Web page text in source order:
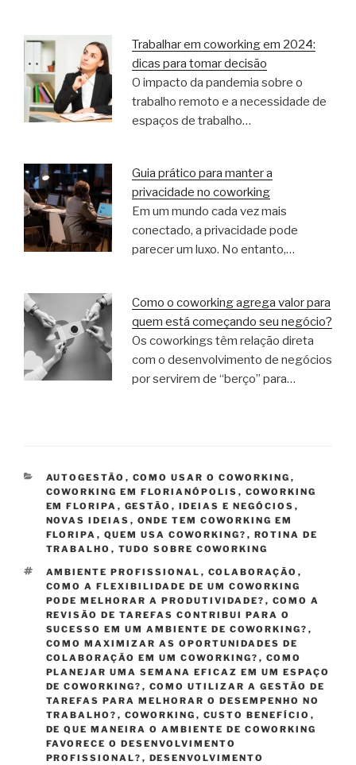
Trabalhar em coworking em 2024:
dicas para tomar decisão
O impacto da pandemia sobre o
trabalho remoto e a necessidade de
espaços de trabalho…
Guia prático para manter a
privacidade no coworking
Em um mundo cada vez mais
conectado, a privacidade pode
parecer um luxo. No entanto,…
Como o coworking agrega valor para
quem está começando seu negócio?
Os coworkings têm relação direta
com o desenvolvimento de negócios
por servirem de “berço” para…
CATEGORIAS
AUTOGESTÃO , COMO USAR O COWORKING ,
COWORKING EM FLORIANÓPOLIS , COWORKING
EM FLORIPA , GESTÃO , IDEIAS E NEGÓCIOS ,
NOVAS IDEIAS , ONDE TEM COWORKING EM
FLORIPA , QUEM USA COWORKING? , ROTINA DE
TRABALHO , TUDO SOBRE COWORKING
TAGS
AMBIENTE PROFISSIONAL , COLABORAÇÃO ,
COMO A FLEXIBILIDADE DE UM COWORKING
PODE MELHORAR A PRODUTIVIDADE? , COMO A
REVISÃO DE TAREFAS CONTRIBUI PARA O
SUCESSO EM UM AMBIENTE DE COWORKING? ,
COMO MAXIMIZAR AS OPORTUNIDADES DE
COLABORAÇÃO EM UM COWORKING? , COMO
PLANEJAR UMA SEMANA EFICAZ EM UM ESPAÇO
DE COWORKING? , COMO UTILIZAR A GESTÃO DE
TAREFAS PARA MELHORAR O DESEMPENHO NO
TRABALHO? , COWORKING , CUSTO BENEFÍCIO ,
DE QUE MANEIRA O AMBIENTE DE COWORKING
FAVORECE O DESENVOLVIMENTO
PROFISSIONAL? , DESENVOLVIMENTO